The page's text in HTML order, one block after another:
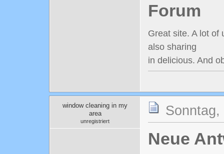
Forum
Great site. A lot of
also sharing
in delicious. And
window cleaning in my
area
unregistriert
Neue